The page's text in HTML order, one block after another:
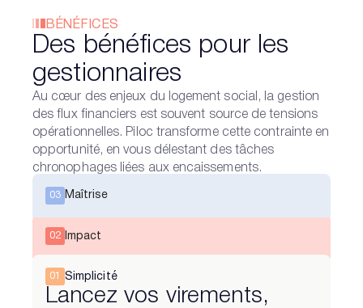
BÉNÉFICES
Des bénéfices pour les
gestionnaires
Au cœur des enjeux du logement social, la gestion
des flux financiers est souvent source de tensions
opérationnelles. Piloc transforme cette contrainte en
opportunité, en vous délestant des tâches
chronophages liées aux encaissements.
02 Impact
03 Maîtrise
01 Simplicité
Lancez vos virements,